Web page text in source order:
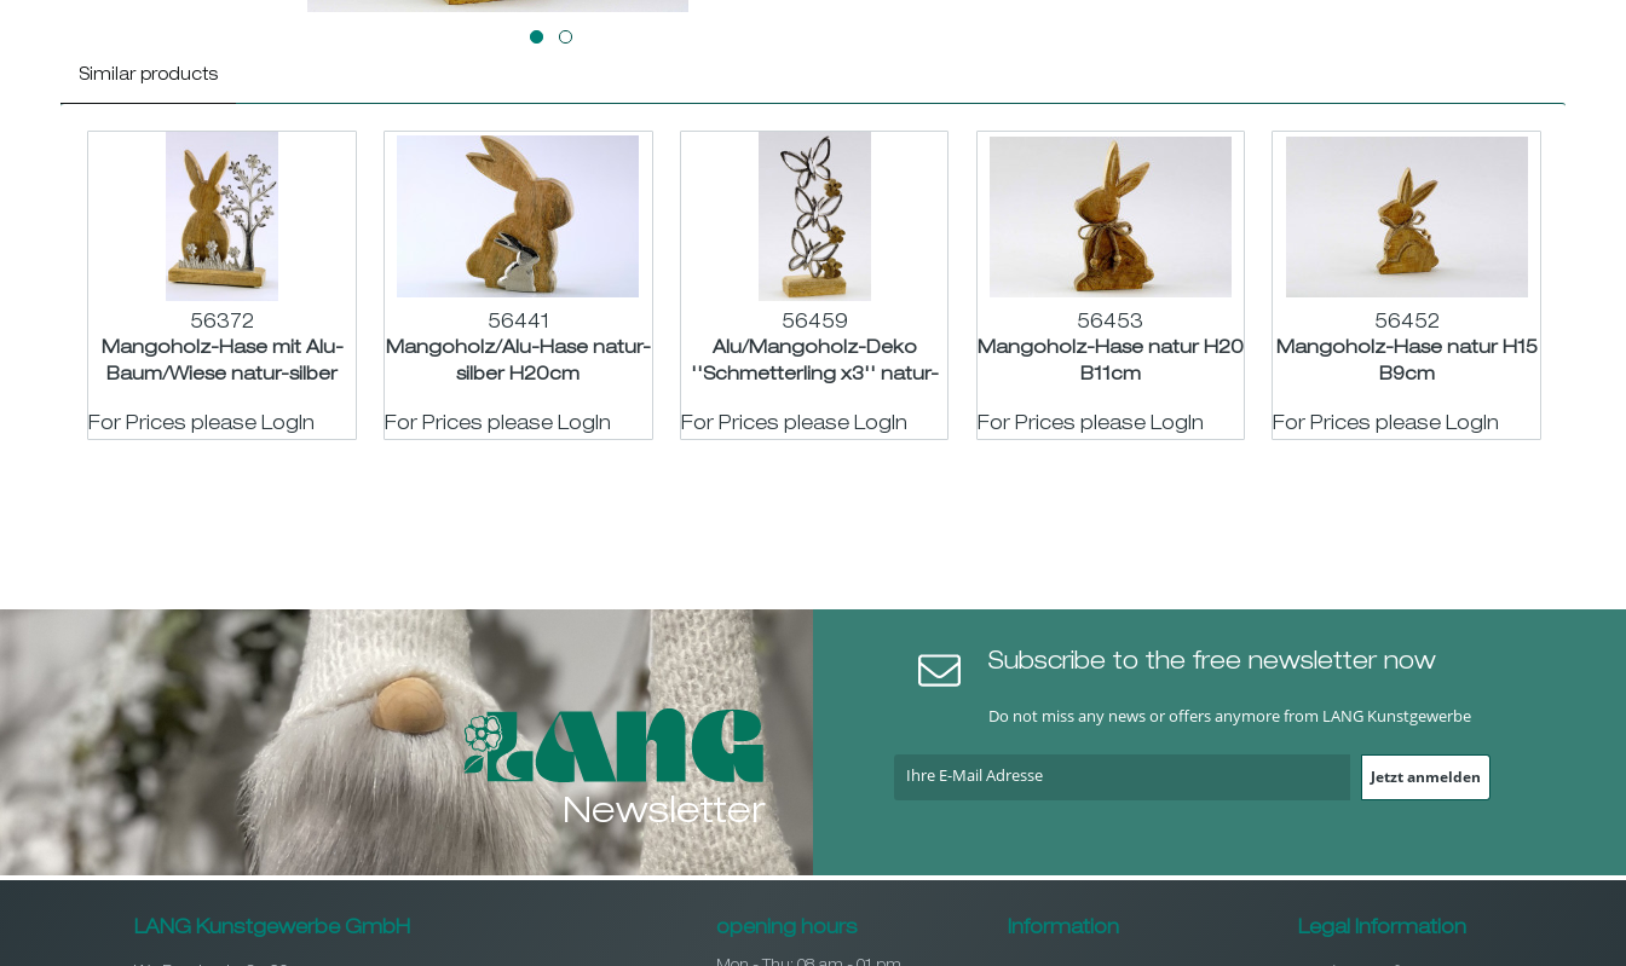
Similar products
56372
Mangoholz-Hase mit Alu-
Baum/Wiese natur-silber
For Prices please LogIn
56441
Mangoholz/Alu-Hase natur-
silber H20cm
For Prices please LogIn
56459
Alu/Mangoholz-Deko
''Schmetterling x3'' natur-
For Prices please LogIn
56453
Mangoholz-Hase natur H20
B11cm
For Prices please LogIn
56452
Mangoholz-Hase natur H15
B9cm
For Prices please LogIn
Newsletter
Subscribe to the free newsletter now
Do not miss any news or offers anymore from LANG Kunstgewerbe
Jetzt anmelden
LANG Kunstgewerbe GmbH opening hours Information Legal Information